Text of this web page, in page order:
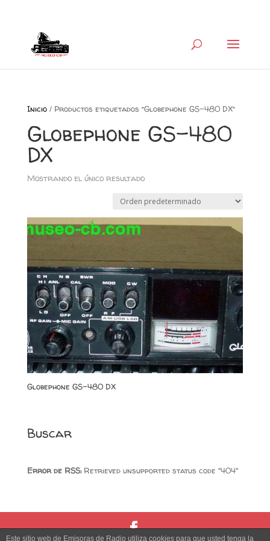
Inicio/ Productos etiquetados “Globephone GS-480 DX”
Globephone GS-480
DX
Mostrando el único resultado
Globephone GS-480 DX
Buscar
Error de RSS:Retrieved unsupported status code "404"
Este sitio web de Emisoras de Radio utiliza cookies para que usted tenga la